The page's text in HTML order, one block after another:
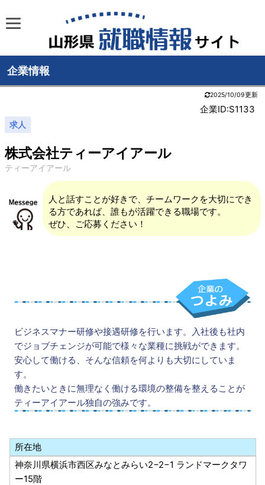
企業情報
2025/10/09更新
企業ID:S1133
求人
株式会社ティーアイアール
ティーアイアール
人と話すことが好きで、チームワークを大切にでき
る方であれば、誰もが活躍できる職場です。
ぜひ、ご応募ください！
ビジネスマナー研修や接遇研修を行います。入社後も社内
でジョブチェンジが可能で様々な業種に挑戦ができます。
安心して働ける、そんな信頼を何よりも大切にしていま
す。
働きたいときに無理なく働ける環境の整備を整えることが
ティーアイアール独自の強みです。
所在地
神奈川県横浜市西区みなとみらい2−2−1 ランドマークタワ
ー15階